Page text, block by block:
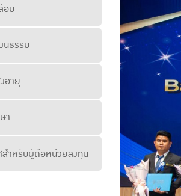
อม
ธรรม
อายุ
า
สำหรับผู้ถือหน่วยลงทุน